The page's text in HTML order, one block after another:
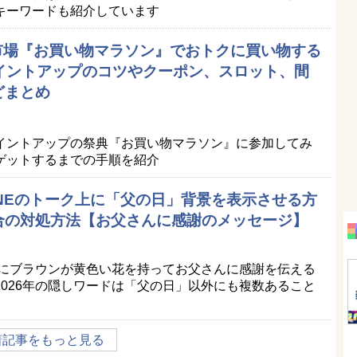
ーワードも紹介しています
『お買い物マラソン』でおトクに買い物する
トアップのコツやクーポン、スロット、間
まとめ
ントアップの祭典『お買い物マラソン』に参加してみ
ットするまでの手順を紹介
のトーク上に「父の日」背景を表示させる方
対処方法【お父さんに感謝のメッセージ】
ブラウンが黄色い花を持ってお父さんに感謝を伝える
年の隠しワードは「父の日」以外にも複数あること
事をもっと見る